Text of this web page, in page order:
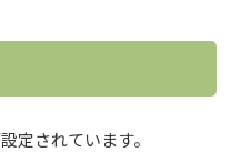
定されています。